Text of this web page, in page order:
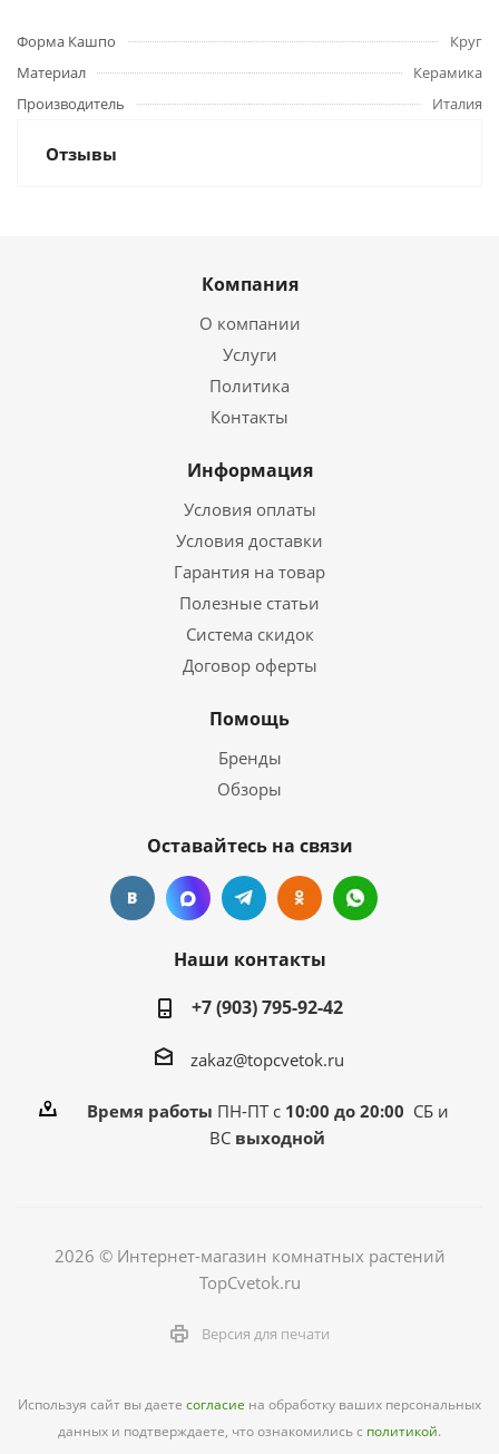
Форма Кашпо
Круг
Материал
Керамика
Производитель
Италия
Отзывы
Компания
О компании
Услуги
Политика
Контакты
Информация
Условия оплаты
Условия доставки
Гарантия на товар
Полезные статьи
Система скидок
Договор оферты
Помощь
Бренды
Обзоры
Оставайтесь на связи
Наши контакты
+7 (903) 795-92-42
zakaz@topcvetok.ru
Время работы ПН-ПТ с 10:00 до 20:00 СБ и
ВС выходной
2026 © Интернет-магазин комнатных растений
TopCvetok.ru
Версия для печати
Используя сайт вы даете согласие на обработку ваших персональных
данных и подтверждаете, что ознакомились с политикой.